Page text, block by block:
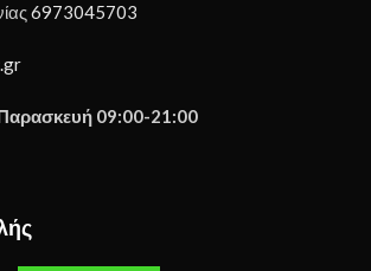
6973045703
09:00-21:00